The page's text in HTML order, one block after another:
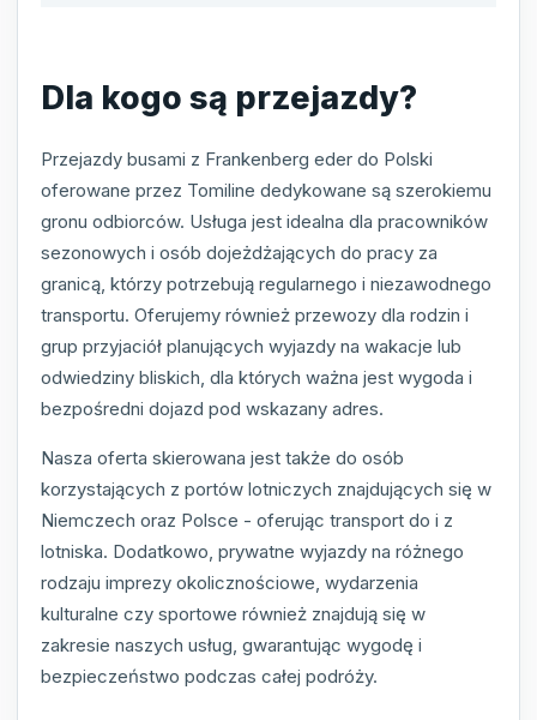
Dla kogo są przejazdy?
Przejazdy busami z Frankenberg eder do Polski
oferowane przez Tomiline dedykowane są szerokiemu
gronu odbiorców. Usługa jest idealna dla pracowników
sezonowych i osób dojeżdżających do pracy za
granicą, którzy potrzebują regularnego i niezawodnego
transportu. Oferujemy również przewozy dla rodzin i
grup przyjaciół planujących wyjazdy na wakacje lub
odwiedziny bliskich, dla których ważna jest wygoda i
bezpośredni dojazd pod wskazany adres.
Nasza oferta skierowana jest także do osób
korzystających z portów lotniczych znajdujących się w
Niemczech oraz Polsce - oferując transport do i z
lotniska. Dodatkowo, prywatne wyjazdy na różnego
rodzaju imprezy okolicznościowe, wydarzenia
kulturalne czy sportowe również znajdują się w
zakresie naszych usług, gwarantując wygodę i
bezpieczeństwo podczas całej podróży.